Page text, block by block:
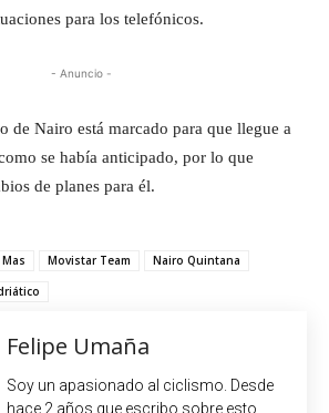
para los telefónicos.
- Anuncio -
de Nairo está marcado para que llegue a
se había anticipado, por lo que
de planes para él.
Movistar Team
Nairo Quintana
Felipe Umaña
Soy un apasionado al ciclismo. Desde
hace 2 años que escribo sobre esto,